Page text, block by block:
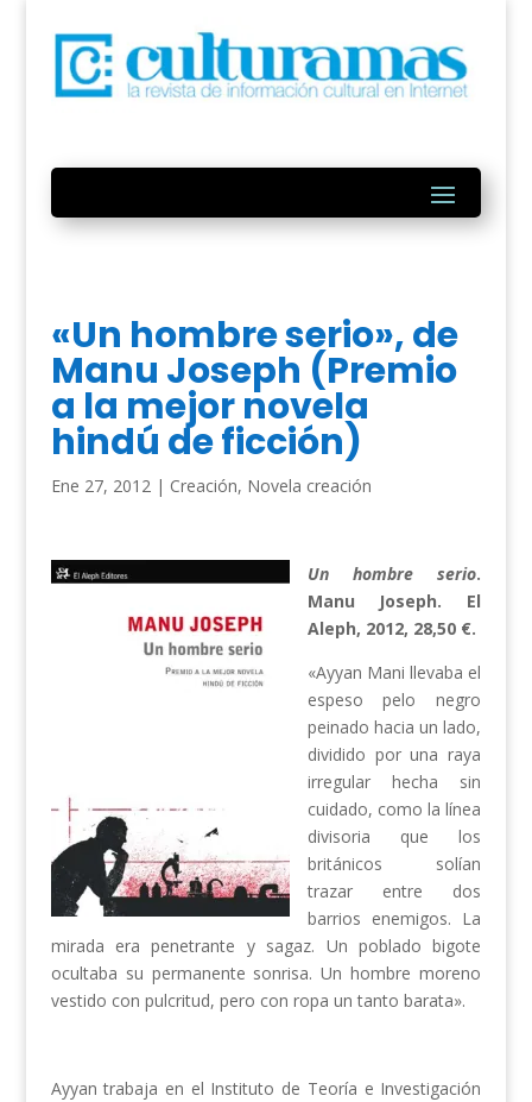
«Un hombre serio», de
Manu Joseph (Premio
a la mejor novela
hindú de ficción)
Ene 27, 2012| Creación, Novela creación
Un hombre serio.
Manu Joseph. El
Aleph, 2012, 28,50 €.
«Ayyan Mani llevaba el
espeso pelo negro
peinado hacia un lado,
dividido por una raya
irregular hecha sin
cuidado, como la línea
divisoria que los
británicos solían
trazar entre dos
barrios enemigos. La
mirada era penetrante y sagaz. Un poblado bigote
ocultaba su permanente sonrisa. Un hombre moreno
vestido con pulcritud, pero con ropa un tanto barata».
Ayyan trabaja en el Instituto de Teoría e Investigación